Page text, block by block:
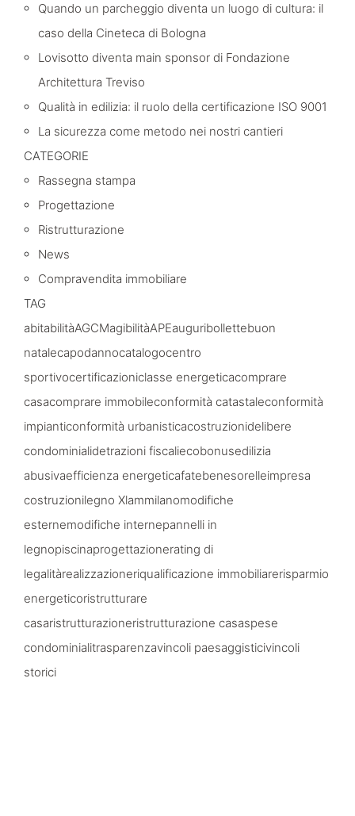
Quando un parcheggio diventa un luogo di cultura: il
caso della Cineteca di Bologna
Lovisotto diventa main sponsor di Fondazione
Architettura Treviso
Qualità in edilizia: il ruolo della certificazione ISO 9001
La sicurezza come metodo nei nostri cantieri
CATEGORIE
Rassegna stampa
Progettazione
Ristrutturazione
News
Compravendita immobiliare
TAG
abitabilitàAGCMagibilitàAPEauguribollettebuon
natalecapodannocatalogocentro
sportivocertificazioniclasse energeticacomprare
casacomprare immobileconformità catastaleconformità
impianticonformità urbanisticacostruzionidelibere
condominialidetrazioni fiscaliecobonusedilizia
abusivaefficienza energeticafatebenesorelleimpresa
costruzionilegno Xlammilanomodifiche
esternemodifiche internepannelli in
legnopiscinaprogettazionerating di
legalitàrealizzazioneriqualificazione immobiliarerisparmio
energeticoristrutturare
casaristrutturazioneristrutturazione casaspese
condominialitrasparenzavincoli paesaggisticivincoli
storici